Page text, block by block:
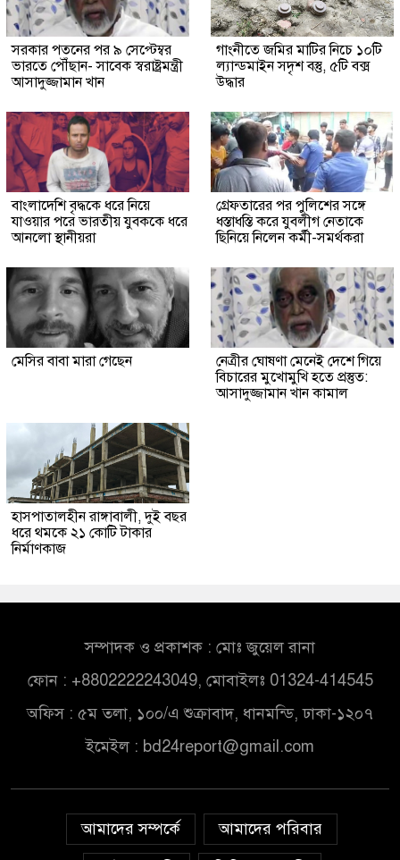
সরকার পতনের পর ৯ সেপ্টেম্বর
ভারতে পৌঁছান- সাবেক স্বরাষ্ট্রমন্ত্রী
আসাদুজ্জামান খান
গাংনীতে জমির মাটির নিচে ১০টি
ল্যান্ডমাইন সদৃশ বস্তু, ৫টি বক্স
উদ্ধার
বাংলাদেশি বৃদ্ধকে ধরে নিয়ে
যাওয়ার পরে ভারতীয় যুবককে ধরে
আনলো স্থানীয়রা
গ্রেফতারের পর পুলিশের সঙ্গে
ধস্তাধস্তি করে যুবলীগ নেতাকে
ছিনিয়ে নিলেন কর্মী-সমর্থকরা
মেসির বাবা মারা গেছেন
নেত্রীর ঘোষণা মেনেই দেশে গিয়ে
বিচারের মুখোমুখি হতে প্রস্তুত:
আসাদুজ্জামান খান কামাল
হাসপাতালহীন রাঙ্গাবালী, দুই বছর
ধরে থমকে ২১ কোটি টাকার
নির্মাণকাজ
সম্পাদক ও প্রকাশক : মোঃ জুয়েল রানা
ফোন : +8802222243049, মোবাইলঃ 01324-414545
অফিস : ৫ম তলা, ১০০/এ শুক্রাবাদ, ধানমন্ডি, ঢাকা-১২০৭
ইমেইল : bd24report@gmail.com
আমাদের সম্পর্কে
আমাদের পরিবার